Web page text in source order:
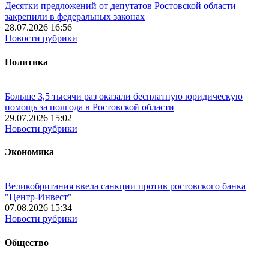
Десятки предложений от депутатов Ростовской области
закрепили в федеральных законах
28.07.2026 16:56
Новости рубрики
Политика
Больше 3,5 тысячи раз оказали бесплатную юридическую
помощь за полгода в Ростовской области
29.07.2026 15:02
Новости рубрики
Экономика
Великобритания ввела санкции против ростовского банка
"Центр-Инвест"
07.08.2026 15:34
Новости рубрики
Общество